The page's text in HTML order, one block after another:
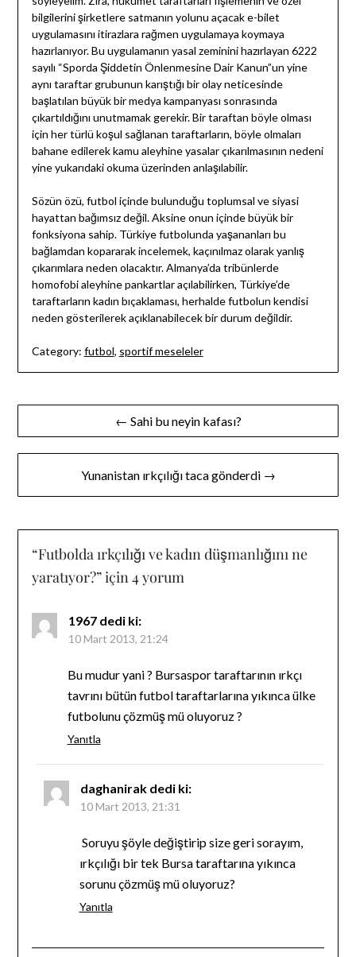
bilgilerini şirketlere satmanın yolunu açacak e-bilet
uygulamasını itirazlara rağmen uygulamaya koymaya
hazırlanıyor. Bu uygulamanın yasal zeminini hazırlayan 6222
sayılı “Sporda Şiddetin Önlenmesine Dair Kanun”un yine
aynı taraftar grubunun karıştığı bir olay neticesinde
başlatılan büyük bir medya kampanyası sonrasında
çıkartıldığını unutmamak gerekir. Bir taraftan böyle olması
için her türlü koşul sağlanan taraftarların, böyle olmaları
bahane edilerek kamu aleyhine yasalar çıkarılmasının nedeni
yine yukarıdaki okuma üzerinden anlaşılabilir.
Sözün özü, futbol içinde bulunduğu toplumsal ve siyasi
hayattan bağımsız değil. Aksine onun içinde büyük bir
fonksiyona sahip. Türkiye futbolunda yaşananları bu
bağlamdan kopararak incelemek, kaçınılmaz olarak yanlış
çıkarımlara neden olacaktır. Almanya’da tribünlerde
homofobi aleyhine pankartlar açılabilirken, Türkiye’de
taraftarların kadın bıçaklaması, herhalde futbolun kendisi
neden gösterilerek açıklanabilecek bir durum değildir.
Category: futbol, sportif meseleler
Yazı
gezinmesi
← Sahi bu neyin kafası?
Yunanistan ırkçılığı taca gönderdi →
“Futbolda ırkçılığı ve kadın düşmanlığını ne
yaratıyor?” için 4 yorum
1967 dedi ki:
10 Mart 2013, 21:24
Bu mudur yani ? Bursaspor taraftarının ırkçı
tavrını bütün futbol taraftarlarına yıkınca ülke
futbolunu çözmüş mü oluyoruz ?
Yanıtla
daghanirak dedi ki:
10 Mart 2013, 21:31
Soruyu şöyle değiştirip size geri sorayım,
ırkçılığı bir tek Bursa taraftarına yıkınca
sorunu çözmüş mü oluyoruz?
Yanıtla